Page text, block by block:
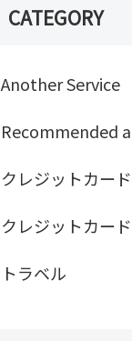
CATEGORY
Another Service
Recommended
クレジットカード
クレジットカー
トラベル